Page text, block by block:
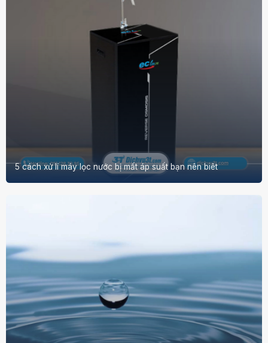
5 cách xử lí máy lọc nước bị mất áp suất bạn nên biêt